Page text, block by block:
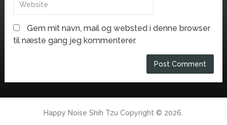
Gem mit navn, mail og websted i denne browser
til næste gang jeg kommenterer.
Happy Noise Shih Tzu Copyright © 2026.